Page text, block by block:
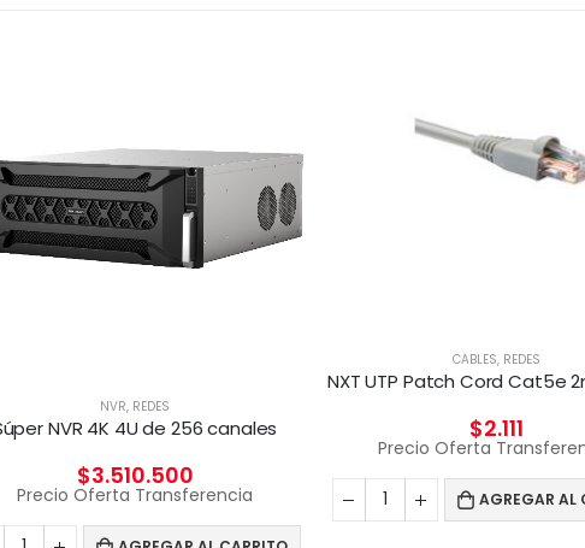
NVR, REDES
NVR 4K 4U de 256 canales
$3.510.500
Precio Oferta Transferencia
CABLES, REDES
$2.111
Precio Oferta
AGREGAR AL